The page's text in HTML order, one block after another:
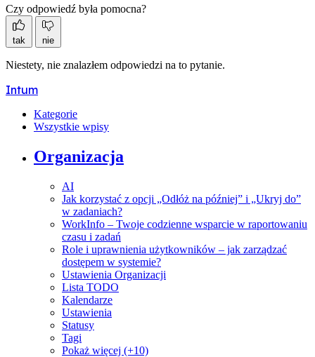
Czy odpowiedź była pomocna?
tak nie
Niestety, nie znalazłem odpowiedzi na to pytanie.
Intum
Kategorie
Wszystkie wpisy
Organizacja
AI
Jak korzystać z opcji „Odłóż na później” i „Ukryj do”
w zadaniach?
WorkInfo – Twoje codzienne wsparcie w raportowaniu
czasu i zadań
Role i uprawnienia użytkowników – jak zarządzać
dostępem w systemie?
Ustawienia Organizacji
Lista TODO
Kalendarze
Ustawienia
Statusy
Tagi
Pokaż więcej (+10)